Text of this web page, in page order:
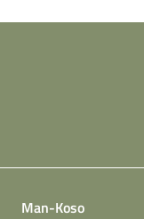
Man-Koso